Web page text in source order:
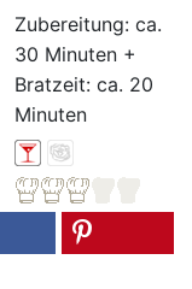
Zubereitung: ca.
30 Minuten +
Bratzeit: ca. 20
Minuten